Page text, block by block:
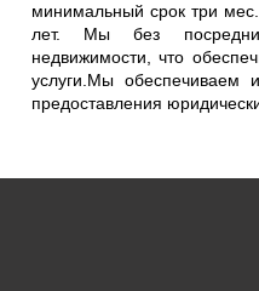
минимальный срок три
лет. Мы без
недвижимости, что
услуги.Мы обеспечиваем
предоставления